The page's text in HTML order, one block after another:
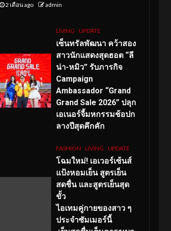
2 เดือน ago admin
LIVING UPDATE
เซ็นทรัลพัฒนา คว้าสอง
สาวนักแสดงสุดฮอต “ลี
น่า-หมิว” รับภารกิจ
Campaign
Ambassador “Grand
Grand Sale 2026” ปลุก
เอเนอร์จี้มหกรรมช้อปก
ลางปีสุดคึกคัก
FASHION LIVING UPDATE
โฉมใหม่! เอเวอร์เซ้นส์
แป้งหอมเย็น สูตรเย็น
สดชื่น และสูตรเย็นสุด
ขั้ว
ไอเทมคู่กายของสาว ๆ
ประจำซัมเมอร์นี้